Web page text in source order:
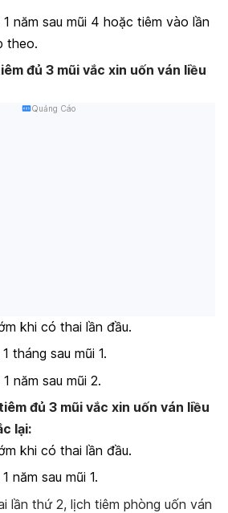
năm sau mũi 4 hoặc tiêm vào lần
theo.
đủ 3 mũi vắc xin uốn ván liều
Quảng Cáo
khi có thai lần đầu.
tháng sau mũi 1.
năm sau mũi 2.
đủ 3 mũi vắc xin uốn ván liều
lại:
khi có thai lần đầu.
năm sau mũi 1.
lần thứ 2, lịch tiêm phòng uốn ván